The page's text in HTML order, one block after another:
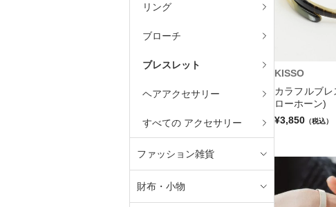
リング
ブローチ
ブレスレット
ヘアアクセサリー
すべての アクセサリー
ファッション雑貨
財布・小物
KISSO
カラフルブ
ローホーン)
¥3,850 （税込）